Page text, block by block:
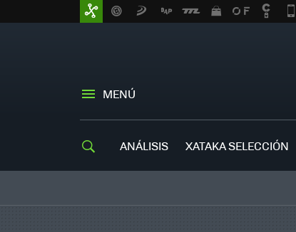
MENÚ
ANÁLISIS XATAKA SELECCIÓN